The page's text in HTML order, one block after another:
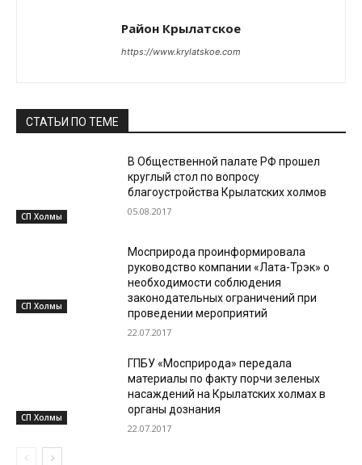
Район Крылатское
https://www.krylatskoe.com
СТАТЬИ ПО ТЕМЕ
СП Холмы
В Общественной палате РФ прошел
круглый стол по вопросу
благоустройства Крылатских холмов
05.08.2017
СП Холмы
Мосприрода проинформировала
руководство компании «Лата-Трэк» о
необходимости соблюдения
законодательных ограничений при
проведении мероприятий
22.07.2017
СП Холмы
ГПБУ «Мосприрода» передала
материалы по факту порчи зеленых
насаждений на Крылатских холмах в
органы дознания
22.07.2017